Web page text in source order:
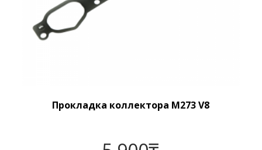
Прокладка коллектора M273 V8